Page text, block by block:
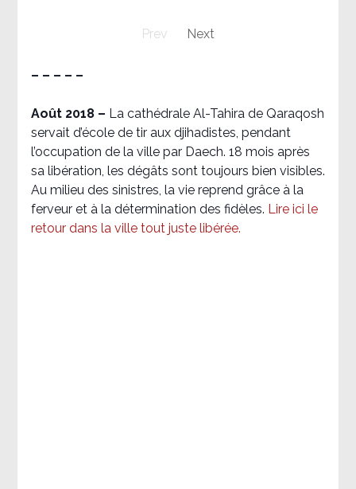
Prev Next
– – – – –
Août 2018 – La cathédrale Al-Tahira de Qaraqosh
servait d’école de tir aux djihadistes, pendant
l’occupation de la ville par Daech. 18 mois après
sa libération, les dégâts sont toujours bien visibles.
Au milieu des sinistres, la vie reprend grâce à la
ferveur et à la détermination des fidèles. Lire ici le
retour dans la ville tout juste libérée.